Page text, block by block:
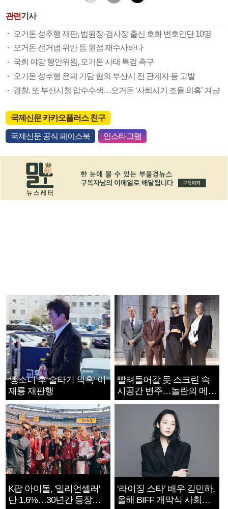
관련기사
오거돈 성추행 재판, 법원장·검사장 출신 호화 변호인단 10명
오거돈 선거법 위반 등 원점 재수사하나
국회 야당 행안위원, 오거돈 사태 특검 촉구
오거돈 성추행 은폐 가담 혐의 부산시 전 관계자 등 고발
경찰, 또 부산시청 압수수색…오거돈 ‘사퇴시기 조율 의혹’ 겨냥
국제신문 카카오플러스 친구
국제신문 공식 페이스북 인스타그램
‘뺑소니 후 술타기 의혹’ 이
재룡 재판행
빨려들어갈 듯 스크린 속
시공간 변주…놀란의 메시
지는 ‘전쟁 속죄’
K팝 아이돌, '밀리언셀러'
단 1.6%…30년간 등장
‘라이징 스타’ 배우 김민하,
올해 BIFF 개막식 사회자